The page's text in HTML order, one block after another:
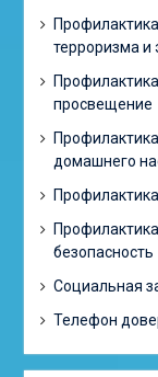
терроризма
просвещение
домашнего
безопасность
Социальная
Телефон